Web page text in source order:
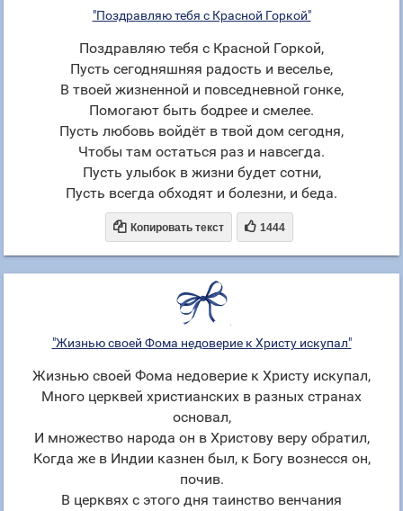
"Поздравляю тебя с Красной Горкой"
Поздравляю тебя с Красной Горкой,
Пусть сегодняшняя радость и веселье,
В твоей жизненной и повседневной гонке,
Помогают быть бодрее и смелее.
Пусть любовь войдёт в твой дом сегодня,
Чтобы там остаться раз и навсегда.
Пусть улыбок в жизни будет сотни,
Пусть всегда обходят и болезни, и беда.
 Копировать текст  1444
"Жизнью своей Фома недоверие к Христу искупал"
Жизнью своей Фома недоверие к Христу искупал,
Много церквей христианских в разных странах
основал,
И множество народа он в Христову веру обратил,
Когда же в Индии казнен был, к Богу вознесся он,
почив.
В церквях с этого дня таинство венчания